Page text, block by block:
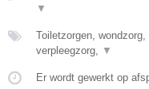
▼
Toiletzorgen,
verpleegzorg,
▼
Er wordt gewerkt op